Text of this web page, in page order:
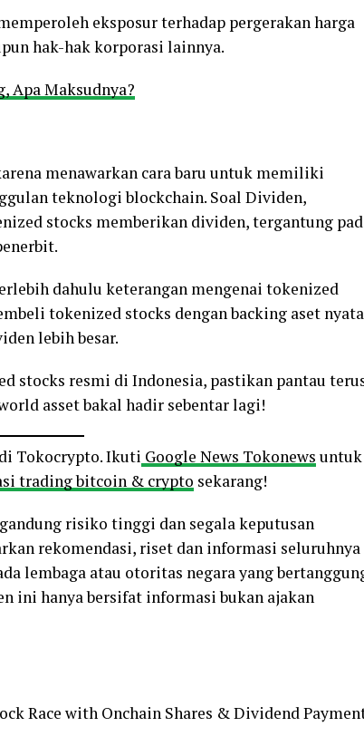
eksposur terhadap pergerakan harga
hak-hak korporasi lainnya.
Apa Maksudnya?
menawarkan cara baru untuk memiliki
teknologi blockchain. Soal Dividen,
stocks memberikan dividen, tergantung
dahulu keterangan mengenai tokenized
tokenized stocks dengan backing aset nyata
lebih besar.
stocks resmi di Indonesia, pastikan pantau
asset bakal hadir sebentar lagi!
Tokocrypto. Ikuti Google News Tokonews untuk
trading bitcoin & crypto sekarang!
risiko tinggi dan segala keputusan
rekomendasi, riset dan informasi seluruhnya
lembaga atau otoritas negara yang
ini hanya bersifat informasi bukan ajakan
Race with Onchain Shares & Dividend